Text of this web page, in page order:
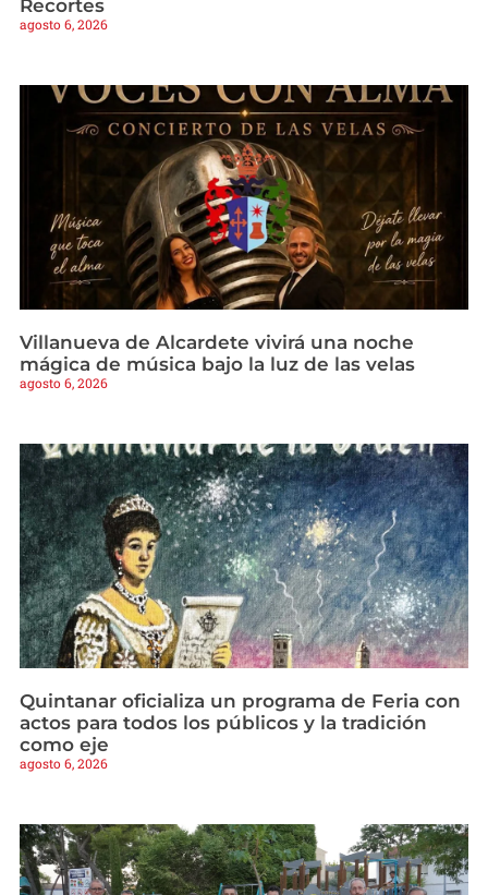
Recortes
agosto 6, 2026
Villanueva de Alcardete vivirá una noche
mágica de música bajo la luz de las velas
agosto 6, 2026
Quintanar oficializa un programa de Feria con
actos para todos los públicos y la tradición
como eje
agosto 6, 2026